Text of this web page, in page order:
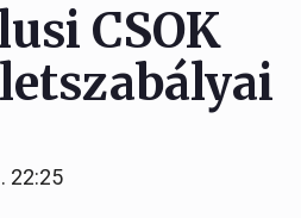
CSOK
22:25